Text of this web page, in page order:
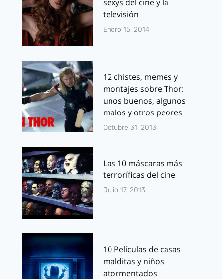
sexys del cine y la
televisión
Enero 15, 2014
12 chistes, memes y
montajes sobre Thor:
unos buenos, algunos
malos y otros peores
Octubre 31, 2013
Las 10 máscaras más
terroríficas del cine
Julio 17, 2013
10 Películas de casas
malditas y niños
atormentados